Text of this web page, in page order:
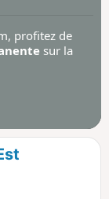
profitez de
sur la